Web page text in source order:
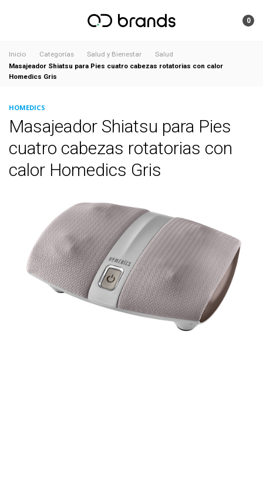
0
Inicio Categorías Salud y Bienestar
Salud
Masajeador Shiatsu para Pies cuatro cabezas rotatorias con calor
Homedics Gris
HOMEDICS
Masajeador Shiatsu para Pies
cuatro cabezas rotatorias con
calor Homedics Gris